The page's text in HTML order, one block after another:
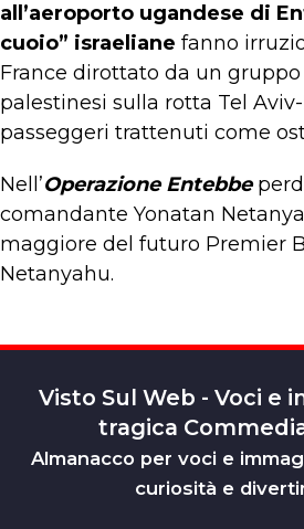
all’aeroporto ugandese di
cuoio” israeliane fanno
France dirottato da un
palestinesi sulla rotta Tel
passeggeri trattenuti come
Nell’Operazione Entebbe
comandante Yonatan
maggiore del futuro Premier
Netanyahu.
Visto Sul Web - Voci e
tragica
Almanacco per voci e
curiosità e